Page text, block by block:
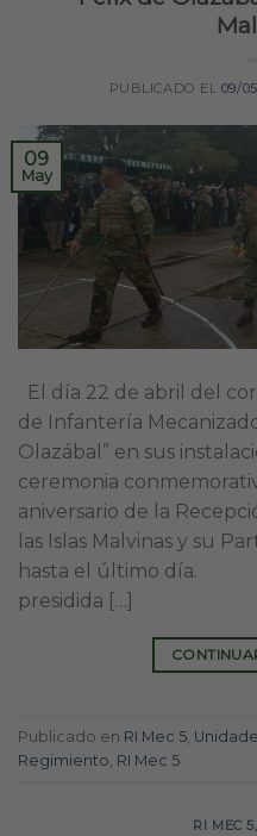
PUBLICADO EL 09/
09
May
El día 22 de abril del
de Infantería
Olazábal” en sus
ceremonia
aniversario de la
las Islas Malvinas y su
hasta el último día.
presidida […]
Publicado en RI Mec 5
Regimiento RI Mec 5
RI MEC 5,